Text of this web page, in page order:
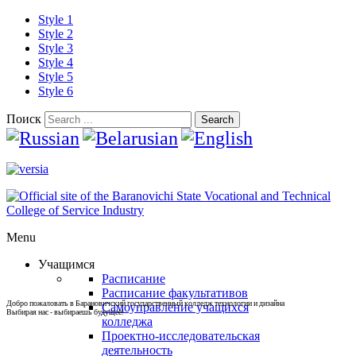
Style 1
Style 2
Style 3
Style 4
Style 5
Style 6
Поиск Search
Menu
Учащимся
Расписание
Расписание факультативов
Самоуправление учащихся
колледжа
Проектно-исследовательская
деятельность
Добро пожаловать в Барановичский государственный колледж технологии и дизайна
Выбирая нас - выбираешь будущее!